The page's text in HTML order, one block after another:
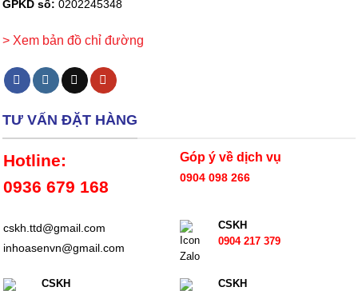
GPKD số: 0202245348
> Xem bản đồ chỉ đường
TƯ VẤN ĐẶT HÀNG
Hotline:
0936 679 168
Góp ý về dịch vụ
0904 098 266
cskh.ttd@gmail.com
inhoasenvn@gmail.com
CSKH
0904 217 379
CSKH
CSKH